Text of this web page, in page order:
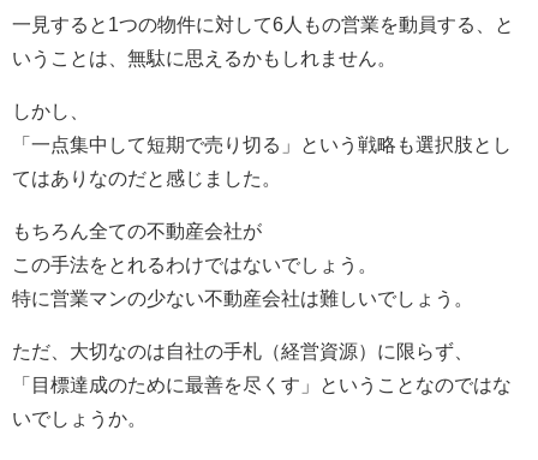
一見すると1つの物件に対して6人もの営業を動員する、と
いうことは、無駄に思えるかもしれません。
しかし、
「一点集中して短期で売り切る」という戦略も選択肢とし
てはありなのだと感じました。
もちろん全ての不動産会社が
この手法をとれるわけではないでしょう。
特に営業マンの少ない不動産会社は難しいでしょう。
ただ、大切なのは自社の手札（経営資源）に限らず、
「目標達成のために最善を尽くす」ということなのではな
いでしょうか。